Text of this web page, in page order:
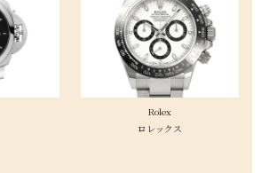
Rolex
ロレックス